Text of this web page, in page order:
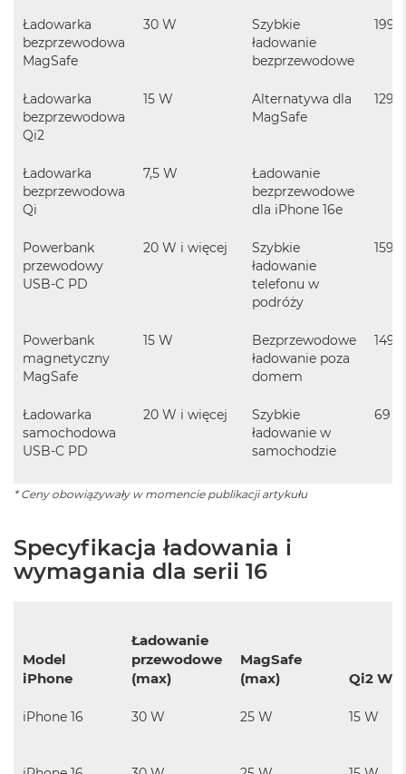
A
i
r
ó
ł
n
M
o
o
k
r
S
r
e
r
n
y
a
o
o
k
o
y
Ładowarka
bezprzewodowa
MagSafe
30 W
Szybkie
ładowanie
bezprzewodowe
199
Ładowarka
bezprzewodowa
Qi2
15 W
Alternatywa dla
MagSafe
129
Ładowarka
bezprzewodowa
Qi
7,5 W
Ładowanie
bezprzewodowe
dla iPhone 16e
Powerbank
przewodowy
USB-C PD
20 W i więcej
Szybkie
ładowanie
telefonu w
podróży
159
Powerbank
magnetyczny
MagSafe
15 W
Bezprzewodowe
ładowanie poza
domem
149
Ładowarka
samochodowa
USB-C PD
20 W i więcej
Szybkie
ładowanie w
samochodzie
69 zł
* Ceny obowiązywały w momencie publikacji artykułu
Specyfikacja ładowania i
wymagania dla serii 16
Model
iPhone
Ładowanie
przewodowe
(max)
MagSafe
(max)
Qi2
iPhone 16 30 W 25 W 15 W